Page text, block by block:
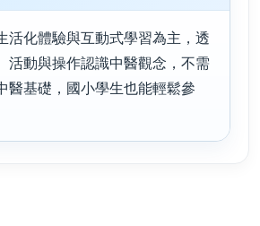
活化體驗與互動式學習為主，透
活動與操作認識中醫觀念，不需
醫基礎，國小學生也能輕鬆參